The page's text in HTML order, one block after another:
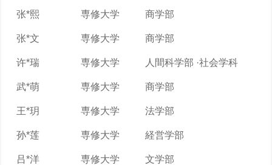
张*熙 専修大学 商学部
张*文 専修大学 商学部
许*瑞 専修大学 人間科学部 ·社会学科
武*萌 専修大学 商学部
王*玥 専修大学 法学部
孙*莲 専修大学 経営学部
吕*洋 専修大学 文学部